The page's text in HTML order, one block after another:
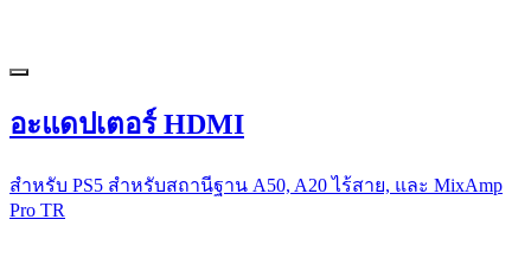
อะแดปเตอร์ HDMI
สำหรับ PS5 สำหรับสถานีฐาน A50, A20 ไร้สาย, และ MixAmp
Pro TR